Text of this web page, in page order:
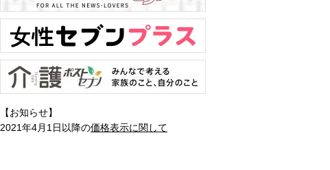
【お知らせ】
2021年4月1日以降の価格表示に関して